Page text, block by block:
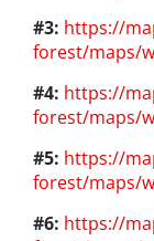
#3: https://
forest/maps/
#4: https://
forest/maps/
#5: https://
forest/maps/
#6: https://